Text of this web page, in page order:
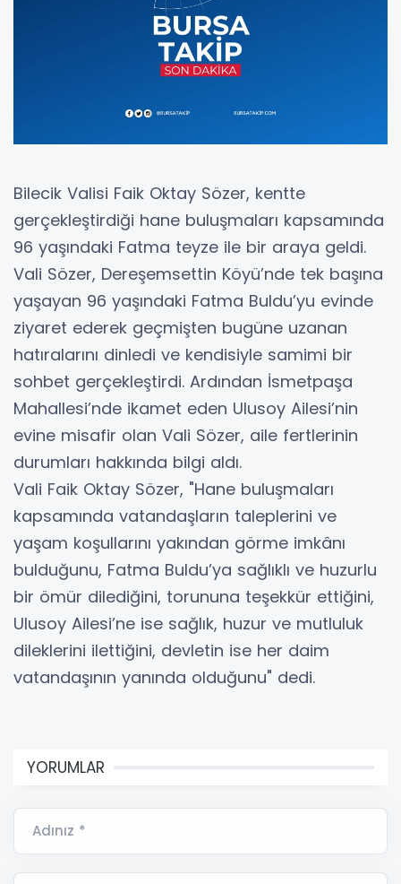
Bilecik Valisi Faik Oktay Sözer, kentte
gerçekleştirdiği hane buluşmaları kapsamında
96 yaşındaki Fatma teyze ile bir araya geldi.
Vali Sözer, Dereşemsettin Köyü’nde tek başına
yaşayan 96 yaşındaki Fatma Buldu’yu evinde
ziyaret ederek geçmişten bugüne uzanan
hatıralarını dinledi ve kendisiyle samimi bir
sohbet gerçekleştirdi. Ardından İsmetpaşa
Mahallesi’nde ikamet eden Ulusoy Ailesi’nin
evine misafir olan Vali Sözer, aile fertlerinin
durumları hakkında bilgi aldı.
Vali Faik Oktay Sözer, "Hane buluşmaları
kapsamında vatandaşların taleplerini ve
yaşam koşullarını yakından görme imkânı
bulduğunu, Fatma Buldu’ya sağlıklı ve huzurlu
bir ömür dilediğini, torununa teşekkür ettiğini,
Ulusoy Ailesi’ne ise sağlık, huzur ve mutluluk
dileklerini ilettiğini, devletin ise her daim
vatandaşının yanında olduğunu" dedi.
YORUMLAR
Adınız *